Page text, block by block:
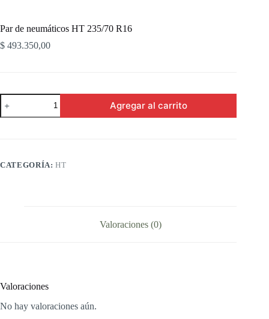
Par de neumáticos HT 235/70 R16
$ 493.350,00
Par
de
neumáticos
Agregar al carrito
CATEGORÍA:HT
Valoraciones (0)
Valoraciones
No hay valoraciones aún.